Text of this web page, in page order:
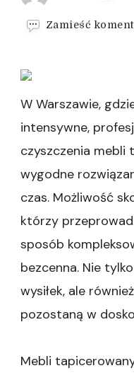
Zamieść
W Warszawie,
intensywne,
czyszczenia mebli
wygodne
czas. Możliwość
którzy
sposób
bezcenna. Nie
wysiłek, ale
pozostaną w
Mebli